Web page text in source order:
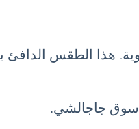
الساحلية الجميلة، فإن درجات الحرارة في شهر سبتمبر تتراوح
سوق جاجالشي.